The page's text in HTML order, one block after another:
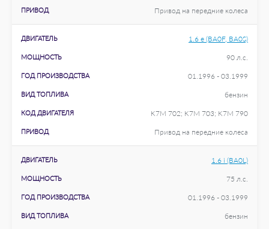
ПРИВОД Привод на передние колеса
ДВИГАТЕЛЬ 1.6 e (BA0F, BA0S)
МОЩНОСТЬ 90 л.с.
ГОД ПРОИЗВОДСТВА 01.1996 - 03.1999
ВИД ТОПЛИВА бензин
КОД ДВИГАТЕЛЯ K7M 702; K7M 703; K7M 790
ПРИВОД Привод на передние колеса
ДВИГАТЕЛЬ 1.6 i (BA0L)
МОЩНОСТЬ 75 л.с.
ГОД ПРОИЗВОДСТВА 01.1996 - 03.1999
ВИД ТОПЛИВА бензин